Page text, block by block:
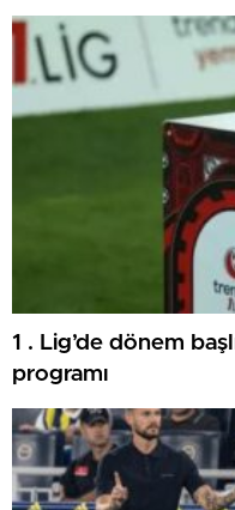
1 . Lig’de dönem
programı